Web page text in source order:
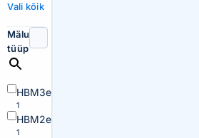
Vali kõik
Mälu
tüüp
HBM3e
1
HBM2e
1